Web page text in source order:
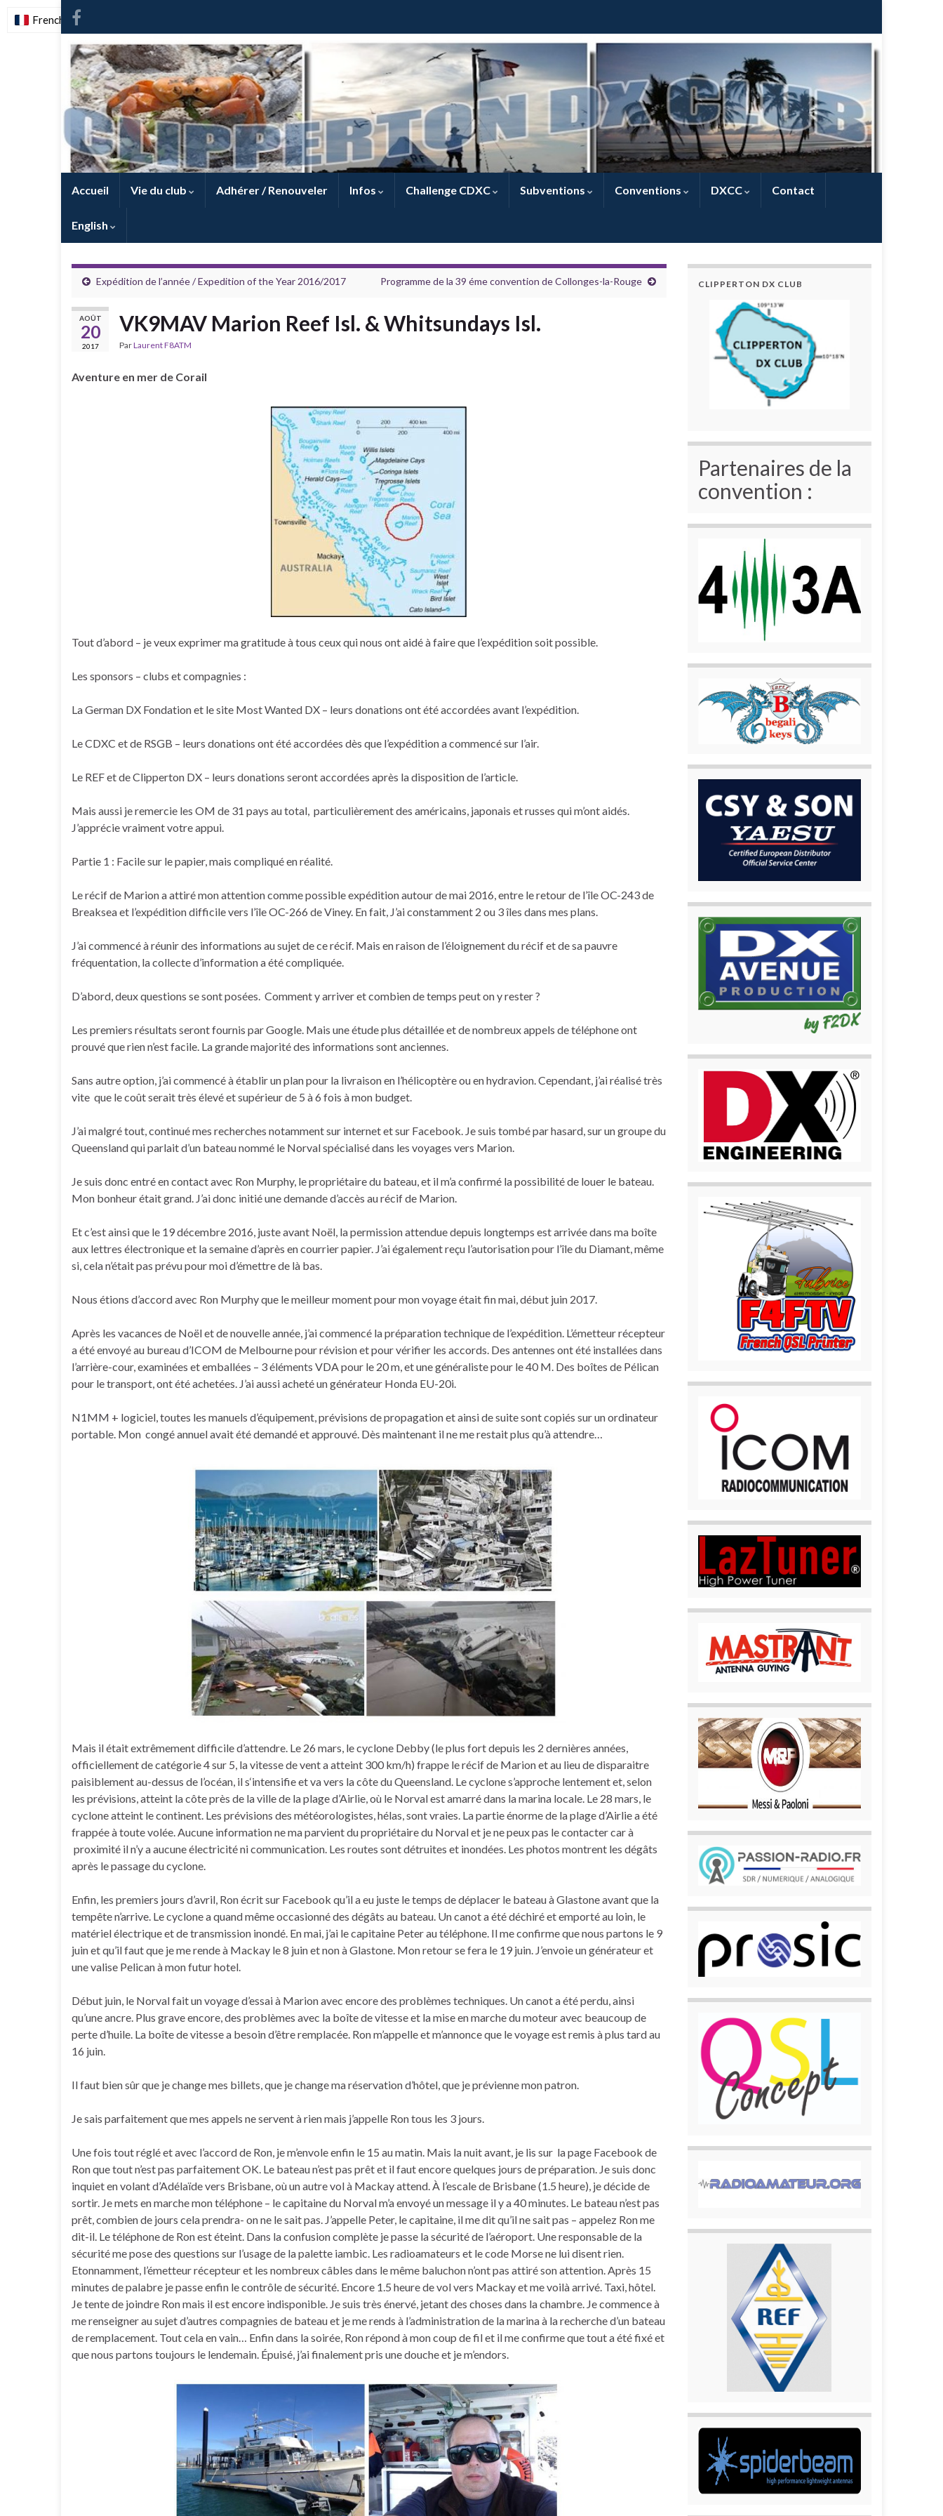
Accueil Vie du club Adhérer / Renouveler Infos Challenge CDXC Subventions Conventions DXCC Contact
English
Expédition de l’année / Expedition of the Year 2016/2017 Programme de la 39 éme convention de Collonges-la-Rouge
AOÛT
20
2017
VK9MAV Marion Reef Isl. & Whitsundays Isl.
ParLaurent F8ATM
Aventure en mer de Corail
Tout d’abord – je veux exprimer ma gratitude à tous ceux qui nous ont aidé à faire que l’expédition soit possible.
Les sponsors – clubs et compagnies :
La German DX Fondation et le site Most Wanted DX – leurs donations ont été accordées avant l’expédition.
Le CDXC et de RSGB – leurs donations ont été accordées dès que l’expédition a commencé sur l’air.
Le REF et de Clipperton DX – leurs donations seront accordées après la disposition de l’article.
Mais aussi je remercie les OM de 31 pays au total, particulièrement des américains, japonais et russes qui m’ont aidés.
J’apprécie vraiment votre appui.
Partie 1 : Facile sur le papier, mais compliqué en réalité.
Le récif de Marion a attiré mon attention comme possible expédition autour de mai 2016, entre le retour de l’île OC-243 de
Breaksea et l’expédition difficile vers l’île OC-266 de Viney. En fait, J’ai constamment 2 ou 3 îles dans mes plans.
J’ai commencé à réunir des informations au sujet de ce récif. Mais en raison de l’éloignement du récif et de sa pauvre
fréquentation, la collecte d’information a été compliquée.
D’abord, deux questions se sont posées. Comment y arriver et combien de temps peut on y rester ?
Les premiers résultats seront fournis par Google. Mais une étude plus détaillée et de nombreux appels de téléphone ont
prouvé que rien n’est facile. La grande majorité des informations sont anciennes.
Sans autre option, j’ai commencé à établir un plan pour la livraison en l’hélicoptère ou en hydravion. Cependant, j’ai réalisé très
vite que le coût serait très élevé et supérieur de 5 à 6 fois à mon budget.
J’ai malgré tout, continué mes recherches notamment sur internet et sur Facebook. Je suis tombé par hasard, sur un groupe du
Queensland qui parlait d’un bateau nommé le Norval spécialisé dans les voyages vers Marion.
Je suis donc entré en contact avec Ron Murphy, le propriétaire du bateau, et il m’a confirmé la possibilité de louer le bateau.
Mon bonheur était grand. J’ai donc initié une demande d’accès au récif de Marion.
Et c’est ainsi que le 19 décembre 2016, juste avant Noël, la permission attendue depuis longtemps est arrivée dans ma boîte
aux lettres électronique et la semaine d’après en courrier papier. J’ai également reçu l’autorisation pour l’île du Diamant, même
si, cela n’était pas prévu pour moi d’émettre de là bas.
Nous étions d’accord avec Ron Murphy que le meilleur moment pour mon voyage était fin mai, début juin 2017.
Après les vacances de Noël et de nouvelle année, j’ai commencé la préparation technique de l’expédition. L’émetteur récepteur
a été envoyé au bureau d’ICOM de Melbourne pour révision et pour vérifier les accords. Des antennes ont été installées dans
l’arrière-cour, examinées et emballées – 3 éléments VDA pour le 20 m, et une généraliste pour le 40 M. Des boîtes de Pélican
pour le transport, ont été achetées. J’ai aussi acheté un générateur Honda EU-20i.
N1MM + logiciel, toutes les manuels d’équipement, prévisions de propagation et ainsi de suite sont copiés sur un ordinateur
portable. Mon congé annuel avait été demandé et approuvé. Dès maintenant il ne me restait plus qu’à attendre…
Mais il était extrêmement difficile d’attendre. Le 26 mars, le cyclone Debby (le plus fort depuis les 2 dernières années,
officiellement de catégorie 4 sur 5, la vitesse de vent a atteint 300 km/h) frappe le récif de Marion et au lieu de disparaitre
paisiblement au-dessus de l’océan, il s‘intensifie et va vers la côte du Queensland. Le cyclone s’approche lentement et, selon
les prévisions, atteint la côte près de la ville de la plage d’Airlie, où le Norval est amarré dans la marina locale. Le 28 mars, le
cyclone atteint le continent. Les prévisions des météorologistes, hélas, sont vraies. La partie énorme de la plage d’Airlie a été
frappée à toute volée. Aucune information ne ma parvient du propriétaire du Norval et je ne peux pas le contacter car à
proximité il n’y a aucune électricité ni communication. Les routes sont détruites et inondées. Les photos montrent les dégâts
après le passage du cyclone.
Enfin, les premiers jours d’avril, Ron écrit sur Facebook qu’il a eu juste le temps de déplacer le bateau à Glastone avant que la
tempête n’arrive. Le cyclone a quand même occasionné des dégâts au bateau. Un canot a été déchiré et emporté au loin, le
matériel électrique et de transmission inondé. En mai, j’ai le capitaine Peter au téléphone. Il me confirme que nous partons le 9
juin et qu’il faut que je me rende à Mackay le 8 juin et non à Glastone. Mon retour se fera le 19 juin. J’envoie un générateur et
une valise Pelican à mon futur hotel.
Début juin, le Norval fait un voyage d’essai à Marion avec encore des problèmes techniques. Un canot a été perdu, ainsi
qu’une ancre. Plus grave encore, des problèmes avec la boîte de vitesse et la mise en marche du moteur avec beaucoup de
perte d’huile. La boîte de vitesse a besoin d’être remplacée. Ron m’appelle et m’annonce que le voyage est remis à plus tard au
16 juin.
Il faut bien sûr que je change mes billets, que je change ma réservation d’hôtel, que je prévienne mon patron.
Je sais parfaitement que mes appels ne servent à rien mais j’appelle Ron tous les 3 jours.
Une fois tout réglé et avec l’accord de Ron, je m’envole enfin le 15 au matin. Mais la nuit avant, je lis sur la page Facebook de
Ron que tout n’est pas parfaitement OK. Le bateau n’est pas prêt et il faut encore quelques jours de préparation. Je suis donc
inquiet en volant d’Adélaïde vers Brisbane, où un autre vol à Mackay attend. À l’escale de Brisbane (1.5 heure), je décide de
sortir. Je mets en marche mon téléphone – le capitaine du Norval m’a envoyé un message il y a 40 minutes. Le bateau n’est pas
prêt, combien de jours cela prendra- on ne le sait pas. J’appelle Peter, le capitaine, il me dit qu’il ne sait pas – appelez Ron me
dit-il. Le téléphone de Ron est éteint. Dans la confusion complète je passe la sécurité de l’aéroport. Une responsable de la
sécurité me pose des questions sur l’usage de la palette iambic. Les radioamateurs et le code Morse ne lui disent rien.
Etonnamment, l’émetteur récepteur et les nombreux câbles dans le même baluchon n’ont pas attiré son attention. Après 15
minutes de palabre je passe enfin le contrôle de sécurité. Encore 1.5 heure de vol vers Mackay et me voilà arrivé. Taxi, hôtel.
Je tente de joindre Ron mais il est encore indisponible. Je suis très énervé, jetant des choses dans la chambre. Je commence à
me renseigner au sujet d’autres compagnies de bateau et je me rends à l’administration de la marina à la recherche d’un bateau
de remplacement. Tout cela en vain… Enfin dans la soirée, Ron répond à mon coup de fil et il me confirme que tout a été fixé et
que nous partons toujours le lendemain. Épuisé, j’ai finalement pris une douche et je m’endors.
CLIPPERTON DX CLUB
Partenaires de la
convention :
French -FR